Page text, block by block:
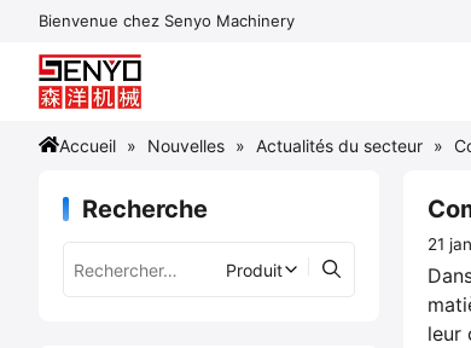
contenu
Bienvenue chez Senyo Machinery
Accueil Nouvelles Actualités du secteur
21
leur
Recherche